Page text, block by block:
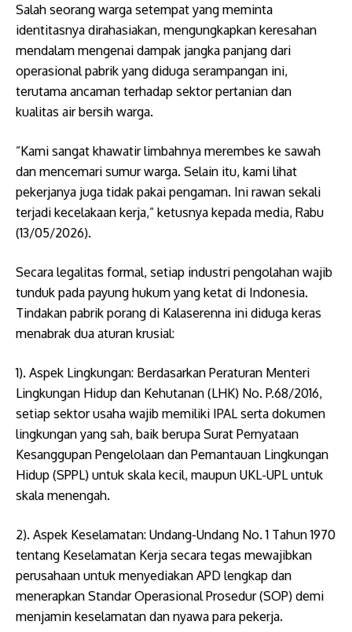
​Salah seorang warga setempat yang meminta
identitasnya dirahasiakan, mengungkapkan keresahan
mendalam mengenai dampak jangka panjang dari
operasional pabrik yang diduga serampangan ini,
terutama ancaman terhadap sektor pertanian dan
kualitas air bersih warga.
​”Kami sangat khawatir limbahnya merembes ke sawah
dan mencemari sumur warga. Selain itu, kami lihat
pekerjanya juga tidak pakai pengaman. Ini rawan sekali
terjadi kecelakaan kerja,” ketusnya kepada media, Rabu
(13/05/2026).
Secara legalitas formal, setiap industri pengolahan wajib
tunduk pada payung hukum yang ketat di Indonesia.
Tindakan pabrik porang di Kalaserenna ini diduga keras
menabrak dua aturan krusial:
1). ​Aspek Lingkungan: Berdasarkan Peraturan Menteri
Lingkungan Hidup dan Kehutanan (LHK) No. P.68/2016,
setiap sektor usaha wajib memiliki IPAL serta dokumen
lingkungan yang sah, baik berupa Surat Pernyataan
Kesanggupan Pengelolaan dan Pemantauan Lingkungan
Hidup (SPPL) untuk skala kecil, maupun UKL-UPL untuk
skala menengah.
2). ​Aspek Keselamatan: Undang-Undang No. 1 Tahun 1970
tentang Keselamatan Kerja secara tegas mewajibkan
perusahaan untuk menyediakan APD lengkap dan
menerapkan Standar Operasional Prosedur (SOP) demi
menjamin keselamatan dan nyawa para pekerja.